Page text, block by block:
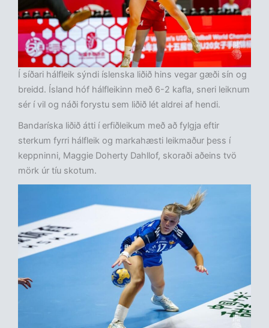
Í síðari hálfleik sýndi íslenska liðið hins vegar gæði sín og
breidd. Ísland hóf hálfleikinn með 6-2 kafla, sneri leiknum
sér í vil og náði forystu sem liðið lét aldrei af hendi.
Bandaríska liðið átti í erfiðleikum með að fylgja eftir
sterkum fyrri hálfleik og markahæsti leikmaður þess í
keppninni, Maggie Doherty Dahllof, skoraði aðeins tvö
mörk úr tíu skotum.